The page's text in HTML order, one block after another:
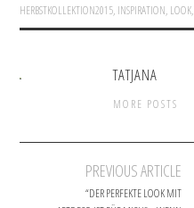
HERBSTKOLLEKTION2015, INSPIRATION, LOOK,
TATJANA
MORE POSTS
Post navigation
PREVIOUS ARTICLE
“DER PERFEKTE LOOK MIT